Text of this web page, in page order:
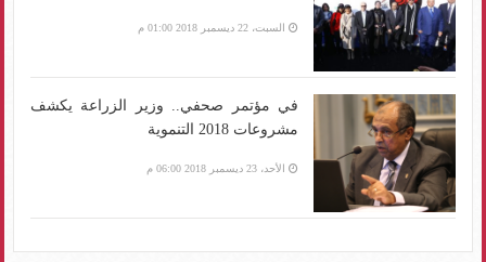
السبت، 22 ديسمبر 2018 01:00 م
في مؤتمر صحفي.. وزير الزراعة يكشف
مشروعات 2018 التنموية
الأحد، 23 ديسمبر 2018 06:00 م